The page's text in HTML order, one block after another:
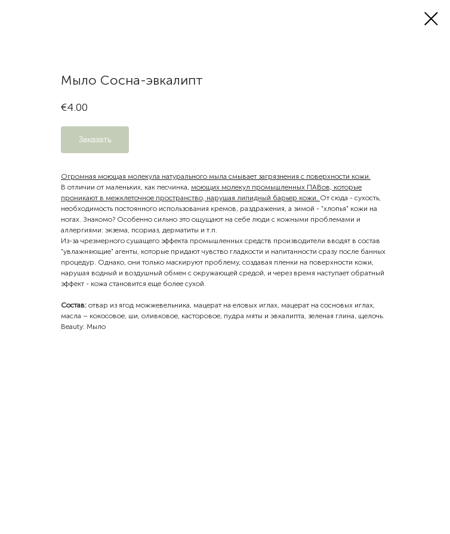
Мыло Сосна-эвкалипт
€4.00
Заказать
Огромная моющая молекула натурального мыла смывает загрязнения с поверхности кожи.
В отличии от маленьких, как песчинка, моющих молекул промышленных ПАВов, которые
проникают в межклеточное пространство, нарушая липидный барьер кожи. От сюда - сухость,
необходимость постоянного использования кремов, раздражения, а зимой - "хлопья" кожи на
ногах. Знакомо? Особенно сильно это ощущают на себе люди с кожными проблемами и
аллергиями: экзема, псориаз, дерматиты и т.п.
Из-за чрезмерного сушащего эффекта промышленных средств производители вводят в состав
"увлажняющие" агенты, которые придают чувство гладкости и напитанности сразу после банных
процедур. Однако, они только маскируют проблему, создавая пленки на поверхности кожи,
нарушая водный и воздушный обмен с окружающей средой, и через время наступает обратный
эффект - кожа становится еще более сухой.
Состав: отвар из ягод можжевельника, мацерат на еловых иглах, мацерат на сосновых иглах,
масла – кокосовое, ши, оливковое, касторовое, пудра мяты и эвкалипта, зеленая глина, щелочь.
Beauty: Мыло